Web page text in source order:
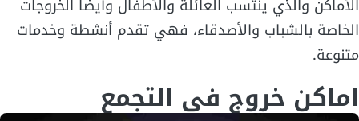
الأماكن والذي ينتسب العائلة والأطفال وأيضاً الخروجات
الخاصة بالشباب والأصدقاء، فهي تقدم أنشطة وخدمات
متنوعة.
اماكن خروج في التجمع